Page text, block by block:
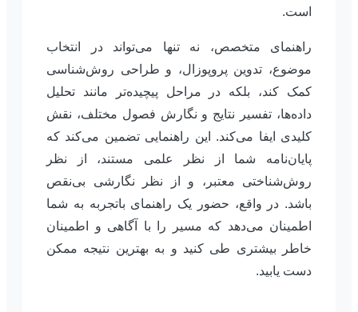
است.
راهنمای متخصص، نه تنها می‌تواند در انتخاب
موضوع، تدوین پروپوزال، و طراحی روش‌شناسی
کمک کند، بلکه در مراحل پیچیده‌تر مانند تحلیل
داده‌ها، تفسیر نتایج و نگارش فصول مختلف، نقش
کلیدی ایفا می‌کند. این راهنمایی تضمین می‌کند که
پایان‌نامه شما از نظر علمی مستند، از نظر
روش‌شناختی معتبر، و از نظر نگارشی بی‌نقص
باشد. در واقع، حضور یک راهنمای باتجربه به شما
اطمینان می‌دهد که مسیر را با آگاهی و اطمینان
خاطر بیشتری طی کنید و به بهترین نتیجه ممکن
دست یابید.